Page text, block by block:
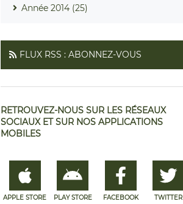
Année 2014 (25)
FLUX RSS : ABONNEZ-VOUS
RETROUVEZ-NOUS SUR LES RÉSEAUX
SOCIAUX ET SUR NOS APPLICATIONS
MOBILES
APPLE STORE PLAY STORE FACEBOOK TWITTER